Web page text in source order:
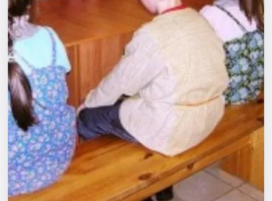
Площадки
Артисты
Рейтинги